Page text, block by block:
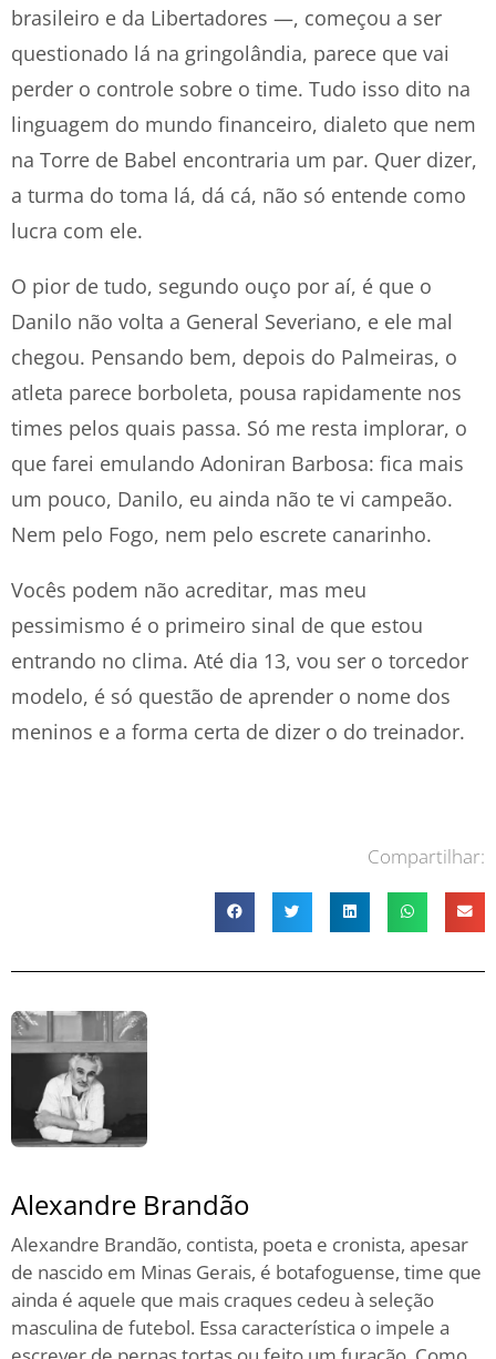
brasileiro e da Libertadores —, começou a ser
questionado lá na gringolândia, parece que vai
perder o controle sobre o time. Tudo isso dito na
linguagem do mundo financeiro, dialeto que nem
na Torre de Babel encontraria um par. Quer dizer,
a turma do toma lá, dá cá, não só entende como
lucra com ele.
O pior de tudo, segundo ouço por aí, é que o
Danilo não volta a General Severiano, e ele mal
chegou. Pensando bem, depois do Palmeiras, o
atleta parece borboleta, pousa rapidamente nos
times pelos quais passa. Só me resta implorar, o
que farei emulando Adoniran Barbosa: fica mais
um pouco, Danilo, eu ainda não te vi campeão.
Nem pelo Fogo, nem pelo escrete canarinho.
Vocês podem não acreditar, mas meu
pessimismo é o primeiro sinal de que estou
entrando no clima. Até dia 13, vou ser o torcedor
modelo, é só questão de aprender o nome dos
meninos e a forma certa de dizer o do treinador.
Compartilhar:
Alexandre Brandão
Alexandre Brandão, contista, poeta e cronista, apesar
de nascido em Minas Gerais, é botafoguense, time que
ainda é aquele que mais craques cedeu à seleção
masculina de futebol. Essa característica o impele a